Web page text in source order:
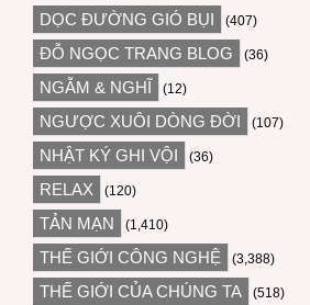
DỌC ĐƯỜNG GIÓ BỤI (407)
ĐỖ NGỌC TRANG BLOG (36)
NGẪM & NGHĨ (12)
NGƯỢC XUÔI DÒNG ĐỜI (107)
NHẬT KÝ GHI VỘI (36)
RELAX (120)
TẢN MẠN (1,410)
THẾ GIỚI CÔNG NGHỆ (3,388)
THẾ GIỚI CỦA CHÚNG TA (518)